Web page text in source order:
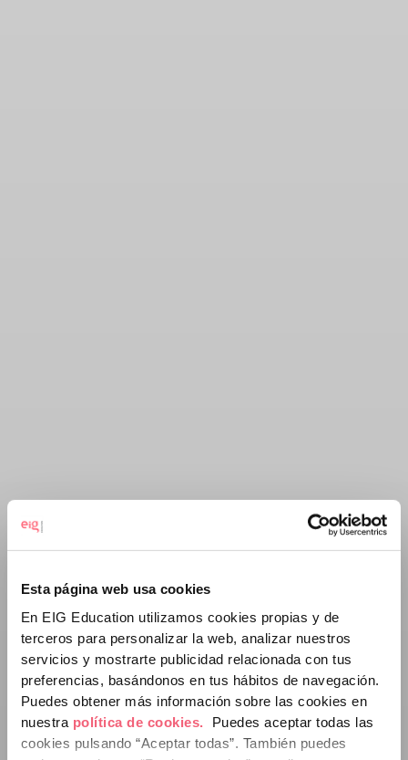
Esta página web usa cookies
En EIG Education utilizamos cookies propias y de
terceros para personalizar la web, analizar nuestros
servicios y mostrarte publicidad relacionada con tus
preferencias, basándonos en tus hábitos de navegación.
Puedes obtener más información sobre las cookies en
nuestra política de cookies.
Puedes aceptar todas las
cookies pulsando “Aceptar todas”. También puedes